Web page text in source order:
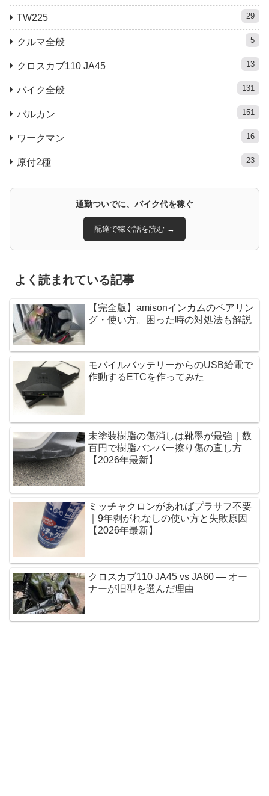
TW225 29
クルマ全般 5
クロスカブ110 JA45 13
バイク全般 131
バルカン 151
ワークマン 16
原付2種 23
通勤ついでに、バイク代を稼ぐ
配達で稼ぐ話を読む →
よく読まれている記事
【完全版】amisonインカムのペアリン
グ・使い方。困った時の対処法も解説
モバイルバッテリーからのUSB給電で
作動するETCを作ってみた
未塗装樹脂の傷消しは靴墨が最強｜数
百円で樹脂バンパー擦り傷の直し方
【2026年最新】
ミッチャクロンがあればプラサフ不要
｜9年剥がれなしの使い方と失敗原因
【2026年最新】
クロスカブ110 JA45 vs JA60 — オー
ナーが旧型を選んだ理由